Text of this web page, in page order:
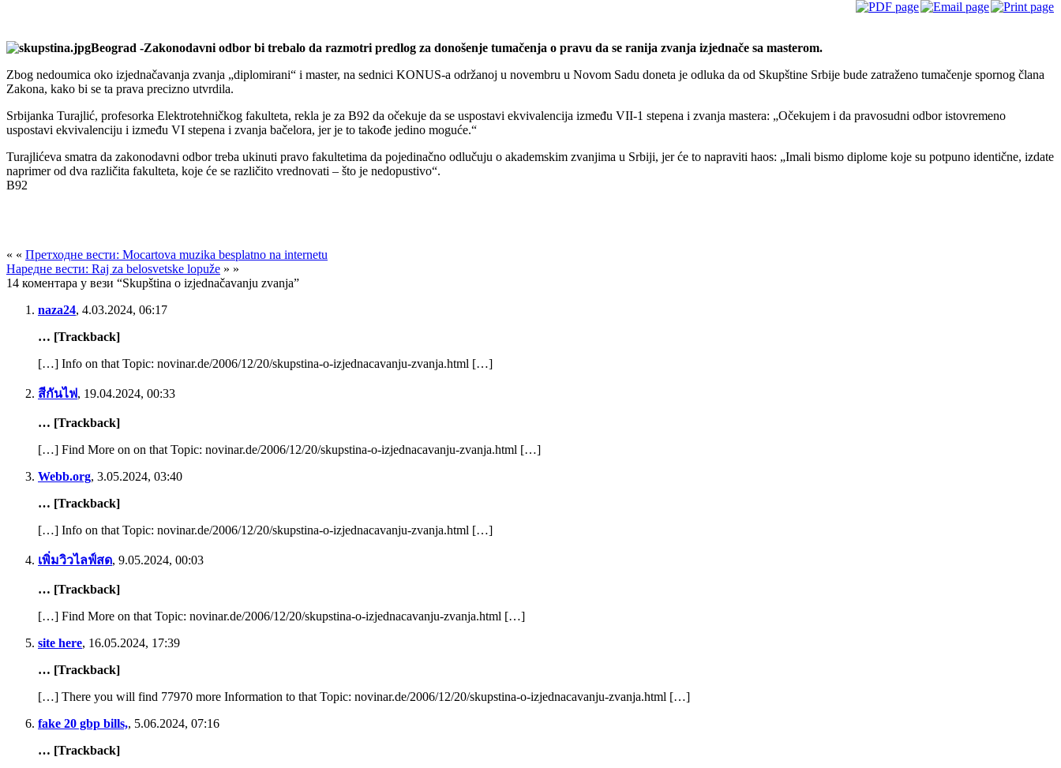
Beograd -Zakonodavni odbor bi trebalo da razmotri predlog za donošenje tumačenja o pravu da se ranija zvanja izjednače sa masterom.
Zbog nedoumica oko izjednačavanja zvanja „diplomirani“ i master, na sednici KONUS-a održanoj u novembru u Novom Sadu doneta je odluka da od Skupštine Srbije bude zatraženo tumačenje spornog člana
Zakona, kako bi se ta prava precizno utvrdila.
Srbijanka Turajlić, profesorka Elektrotehničkog fakulteta, rekla je za B92 da očekuje da se uspostavi ekvivalencija između VII-1 stepena i zvanja mastera: „Očekujem i da pravosudni odbor istovremeno
uspostavi ekvivalenciju i između VI stepena i zvanja bačelora, jer je to takođe jedino moguće.“
Turajlićeva smatra da zakonodavni odbor treba ukinuti pravo fakultetima da pojedinačno odlučuju o akademskim zvanjima u Srbiji, jer će to napraviti haos: „Imali bismo diplome koje su potpuno identične, izdate
naprimer od dva različita fakulteta, koje će se različito vrednovati – što je nedopustivo“.
B92
« « Претходне вести: Mocartova muzika besplatno na internetu
Наредне вести: Raj za belosvetske lopuže » »
14 коментара у вези “Skupština o izjednačavanju zvanja”
naza24, 4.03.2024, 06:17
… [Trackback]
[…] Info on that Topic: novinar.de/2006/12/20/skupstina-o-izjednacavanju-zvanja.html […]
สีกันไฟ, 19.04.2024, 00:33
… [Trackback]
[…] Find More on on that Topic: novinar.de/2006/12/20/skupstina-o-izjednacavanju-zvanja.html […]
Webb.org, 3.05.2024, 03:40
… [Trackback]
[…] Info on that Topic: novinar.de/2006/12/20/skupstina-o-izjednacavanju-zvanja.html […]
เพิ่มวิวไลฟ์สด, 9.05.2024, 00:03
… [Trackback]
[…] Find More on that Topic: novinar.de/2006/12/20/skupstina-o-izjednacavanju-zvanja.html […]
site here, 16.05.2024, 17:39
… [Trackback]
[…] There you will find 77970 more Information to that Topic: novinar.de/2006/12/20/skupstina-o-izjednacavanju-zvanja.html […]
fake 20 gbp bills,, 5.06.2024, 07:16
… [Trackback]